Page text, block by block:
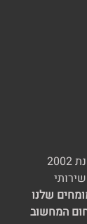
"סטארט פתרונות מחשוב מתקדמים" הוקמה בשנת 2002
שלנו
של 25 שנה בתחום המחשוב